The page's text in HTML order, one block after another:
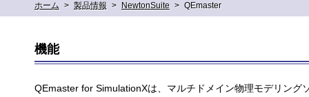
ホーム > 製品情報 > NewtonSuite > QEmaster
機能
QEmaster for SimulationXは、マルチドメイン物理モデリング